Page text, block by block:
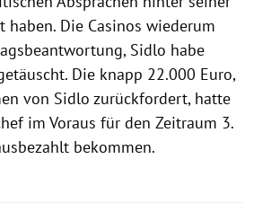
haben. Die Casinos wiederum
Sidlo habe
Die knapp 22.000 Euro,
von Sidlo zurückfordert, hatte
im Voraus für den Zeitraum 3.
bekommen.